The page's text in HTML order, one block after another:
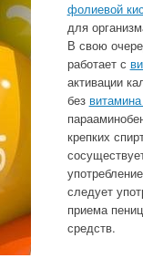
фолиевой
для
В свою
работает с
активации
без
крепких
следует
приема
средств.